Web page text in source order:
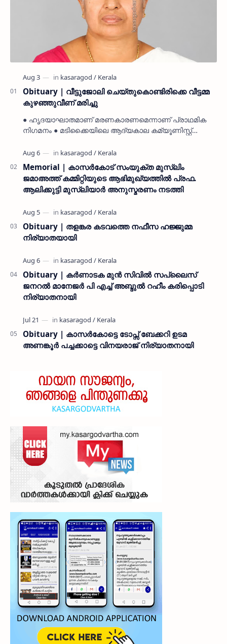
Obituary | വീട്ടുജോലി ചെയ്തുകൊണ്ടിരിക്കെ വീട്ടമ്മ
കുഴഞ്ഞുവീണ് മരിച്ചു
● ഹൃദയാഘാതമാണ് മരണകാരണമെന്നാണ് പ്രാഥമിക
നിഗമനം ● മടിക്കൈയിലെ ആദ്യകാല കമ്യൂണിസ്റ്റ്
മകളാണ് ● വിവരമറിഞ്ഞ് ജനപ്ര…
Memorial | കാസർകോട് സംയുക്ത മുസ്ലിം
ജമാഅത്ത് കമ്മിറ്റിയുടെ ആഭിമുഖ്യത്തിൽ പ്രഫ.
ആലിക്കുട്ടി മുസ്ലിയാർ അനുസ്മരണം നടത്തി
Obituary | തളങ്കര കടവത്തെ നഫീസ ഹജ്ജുമ്മ
നിര്യാതയായി
Obituary | കർണാടക മുൻ സിവില്‍ സപ്ലൈസ്
ജനറൽ മാനേജർ പി എച്ച് അബ്ദുൽ റഹീം കരിപ്പൊടി
നിര്യാതനായി
Obituary | കാസർകോട്ടെ ടോപ്സ് ബേക്കറി ഉടമ
അണങ്കൂർ പച്ചക്കാട്ടെ വിനയരാജ് നിര്യാതനായി